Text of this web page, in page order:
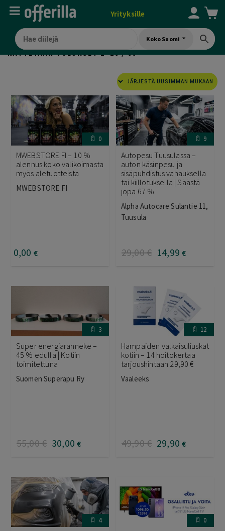
Yrityksille
Koko Suomi
NÄYTETÄÄN TULOKSET 1–16 / 60SORTED
LATEST
0
MWEBSTORE.FI – 10 %
alennus koko valikoimasta
myös aletuotteista
MWEBSTORE.FI
0,00 €
9
Autopesu Tuusulassa –
auton käsinpesu ja
sisäpuhdistus vahauksella
tai kiillotuksella | Säästä
jopa 67 %
Alpha Autocare Sulantie 11,
Tuusula
29,00€ 14,99 €
3
Super energiaranneke –
45 % edulla | Kotiin
toimitettuna
Suomen Superapu Ry
55,00€ 30,00 €
12
Hampaiden valkaisuliuskat
kotiin – 14 hoitokertaa
tarjoushintaan 29,90 €
Vaaleeks
49,90€ 29,90 €
4 0